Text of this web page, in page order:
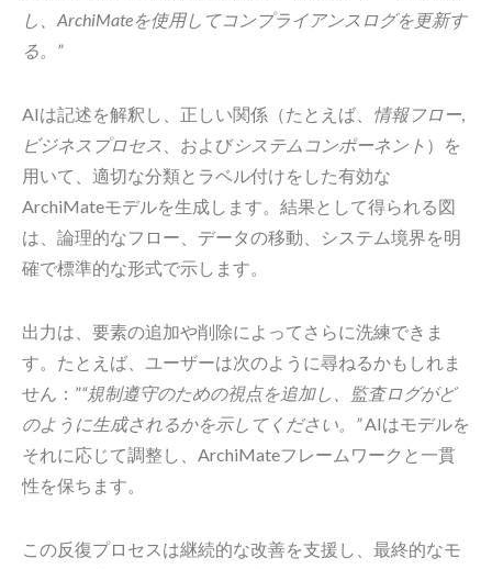
し、ArchiMateを使用してコンプライアンスログを更新す
る。”
AIは記述を解釈し、正しい関係（たとえば、 情報フロー,
ビジネスプロセス 、およびシステムコンポーネント ）を
用いて、適切な分類とラベル付けをした有効な
ArchiMateモデルを生成します。結果として得られる図
は、論理的なフロー、データの移動、システム境界を明
確で標準的な形式で示します。
出力は、要素の追加や削除によってさらに洗練できま
す。たとえば、ユーザーは次のように尋ねるかもしれま
せん：”“規制遵守のための視点を追加し、監査ログがど
のように生成されるかを示してください。”AIはモデルを
それに応じて調整し、ArchiMateフレームワークと一貫
性を保ちます。
この反復プロセスは継続的な改善を支援し、最終的なモ